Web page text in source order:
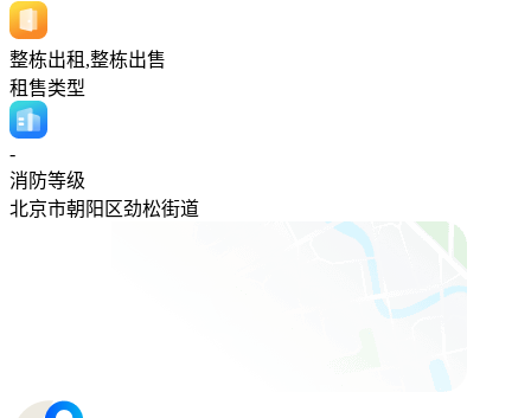
整栋出租,整栋出售
租售类型
-
消防等级
北京市朝阳区劲松街道